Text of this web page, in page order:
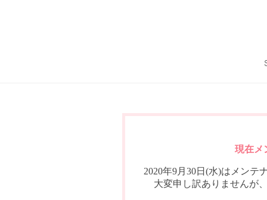
現在メ
2020年9月30日(水)はメンテ
大変申し訳ありませんが